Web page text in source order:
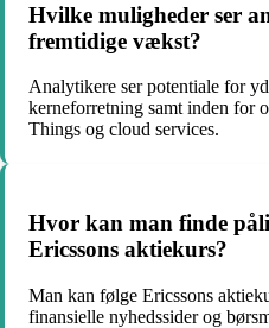
Hvilke muligheder ser
fremtidige vækst?
Analytikere ser potentiale for
kerneforretning samt inden for
Things og cloud services.
Hvor kan man finde
Ericssons aktiekurs?
Man kan følge Ericssons
finansielle nyhedssider og